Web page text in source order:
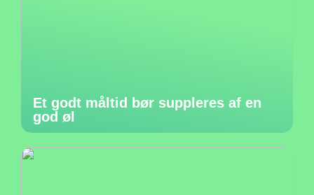
Et godt måltid bør suppleres af en
god øl